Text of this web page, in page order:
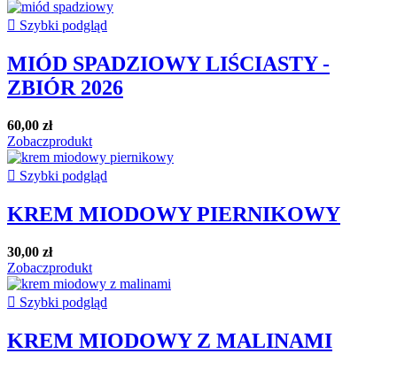
 Szybki podgląd
MIÓD SPADZIOWY LIŚCIASTY -
ZBIÓR 2026
60,00 zł
Zobaczprodukt
 Szybki podgląd
KREM MIODOWY PIERNIKOWY
30,00 zł
Zobaczprodukt
 Szybki podgląd
KREM MIODOWY Z MALINAMI